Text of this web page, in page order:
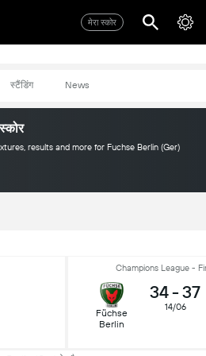
मेरा स्कोर
स्टैंडिंग News
results and more for Fuchse Berlin (Ger)
Champions League -
Füchse
Berlin
34- 37
14/06